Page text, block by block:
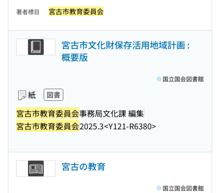
著者標目 宮古市教育委員会
宮古市文化財保存活用地域計画 :
概要版
紙 図書
宮古市教育委員会事務局文化課 編集
宮古市教育委員会2025.3<Y121-R6380>
国立国会図書館
宮古の教育
国立国会図書館